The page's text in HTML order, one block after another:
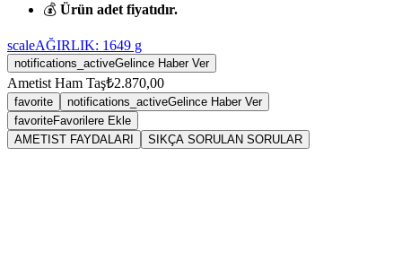
💰 Ürün adet fiyatıdır.
scaleAĞIRLIK: 1649 g
notifications_activeGelince Haber Ver
Ametist Ham Taş₺2.870,00
favorite notifications_activeGelince Haber Ver
favoriteFavorilere Ekle
AMETIST FAYDALARI
SIKÇA SORULAN SORULAR